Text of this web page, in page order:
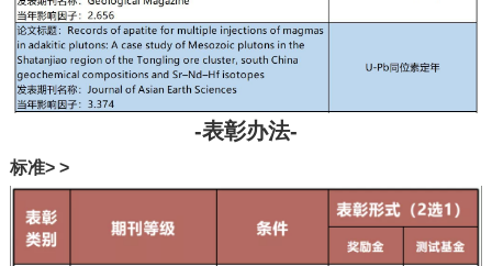
-表彰办法-
标准> >